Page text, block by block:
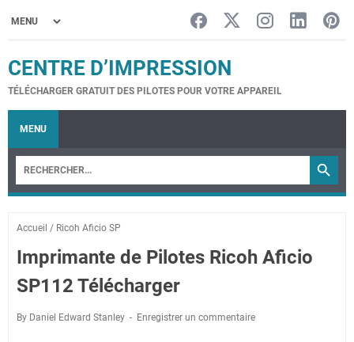
CENTRE D’IMPRESSION
TÉLÉCHARGER GRATUIT DES PILOTES POUR VOTRE APPAREIL
MENU
Accueil / Ricoh Aficio SP
Imprimante de Pilotes Ricoh Aficio
SP112 Télécharger
By Daniel Edward Stanley Enregistrer un commentaire